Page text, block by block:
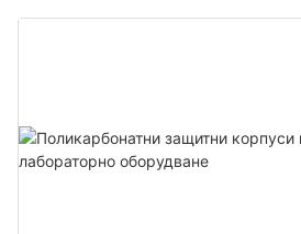
кислородната камера